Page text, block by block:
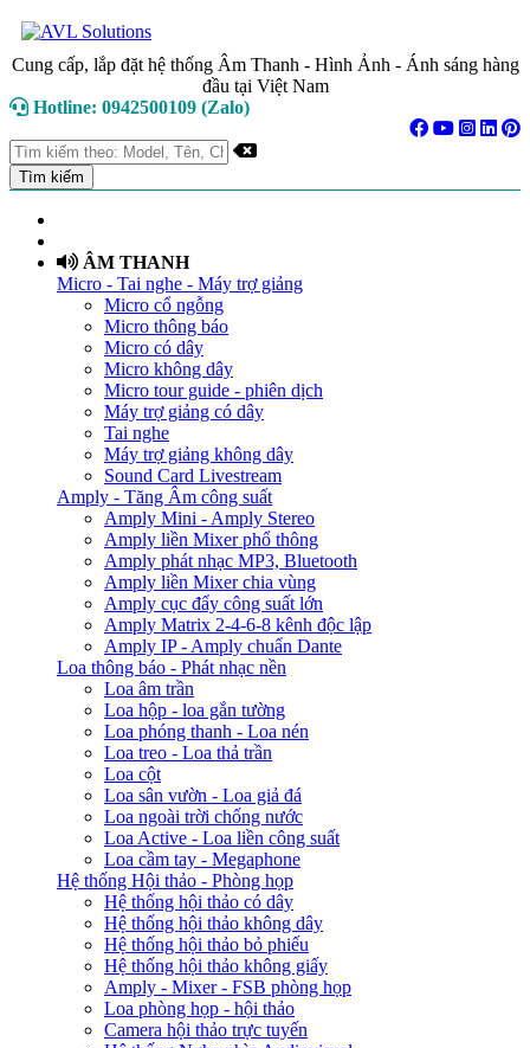
Cung cấp, lắp đặt hệ thống Âm Thanh - Hình Ảnh - Ánh sáng hàng
đầu tại Việt Nam
Hotline: 0942500109 (Zalo)
ÂM THANH
Micro - Tai nghe - Máy trợ giảng
Micro cổ ngỗng
Micro thông báo
Micro có dây
Micro không dây
Micro tour guide - phiên dịch
Máy trợ giảng có dây
Tai nghe
Máy trợ giảng không dây
Sound Card Livestream
Amply - Tăng Âm công suất
Amply Mini - Amply Stereo
Amply liền Mixer phổ thông
Amply phát nhạc MP3, Bluetooth
Amply liền Mixer chia vùng
Amply cục đẩy công suất lớn
Amply Matrix 2-4-6-8 kênh độc lập
Amply IP - Amply chuẩn Dante
Loa thông báo - Phát nhạc nền
Loa âm trần
Loa hộp - loa gắn tường
Loa phóng thanh - Loa nén
Loa treo - Loa thả trần
Loa cột
Loa sân vườn - Loa giả đá
Loa ngoài trời chống nước
Loa Active - Loa liền công suất
Loa cầm tay - Megaphone
Hệ thống Hội thảo - Phòng họp
Hệ thống hội thảo có dây
Hệ thống hội thảo không dây
Hệ thống hội thảo bỏ phiếu
Hệ thống hội thảo không giấy
Amply - Mixer - FSB phòng họp
Loa phòng họp - hội thảo
Camera hội thảo trực tuyến